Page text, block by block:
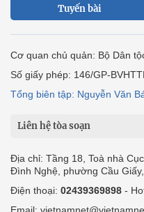
Tuyến bài
Cơ quan chủ quản: Bộ Dân
Số giấy phép: 146/GP-
Tổng biên tập: Nguyễn Văn
Liên hệ tòa soạn
Địa chỉ: Tầng 18, Toà nhà
Đình Nghệ, phường Cầu
Điện thoại: 02439369898 -